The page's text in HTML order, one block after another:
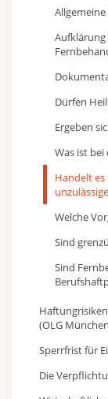
Aufklärung
Dürfen
Ergeben
Was ist
Handelt
Welche
Sind
Sind
(OLG
Sperrfrist für
Die